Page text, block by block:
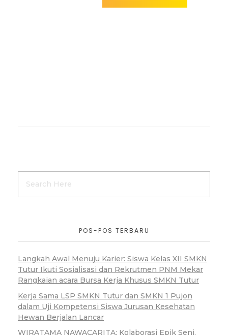
POS-POS TERBARU
Langkah Awal Menuju Karier: Siswa Kelas XII SMKN
Tutur Ikuti Sosialisasi dan Rekrutmen PNM Mekar
Rangkaian acara Bursa Kerja Khusus SMKN Tutur
Kerja Sama LSP SMKN Tutur dan SMKN 1 Pujon
dalam Uji Kompetensi Siswa Jurusan Kesehatan
Hewan Berjalan Lancar
WIRATAMA NAWACARITA: Kolaborasi Epik Seni,